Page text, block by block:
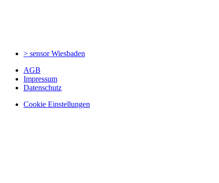
> sensorWiesbaden
AGB
Impressum
Datenschutz
Cookie Einstellungen